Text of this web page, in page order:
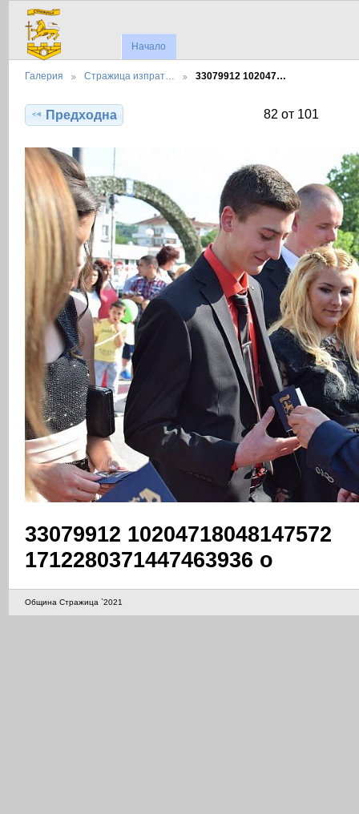
Начало
Галерия Стражица изпрат… 33079912 102047…
Предходна 82 от 101
33079912 10204718048147572
1712280371447463936 o
Община Стражица `2021